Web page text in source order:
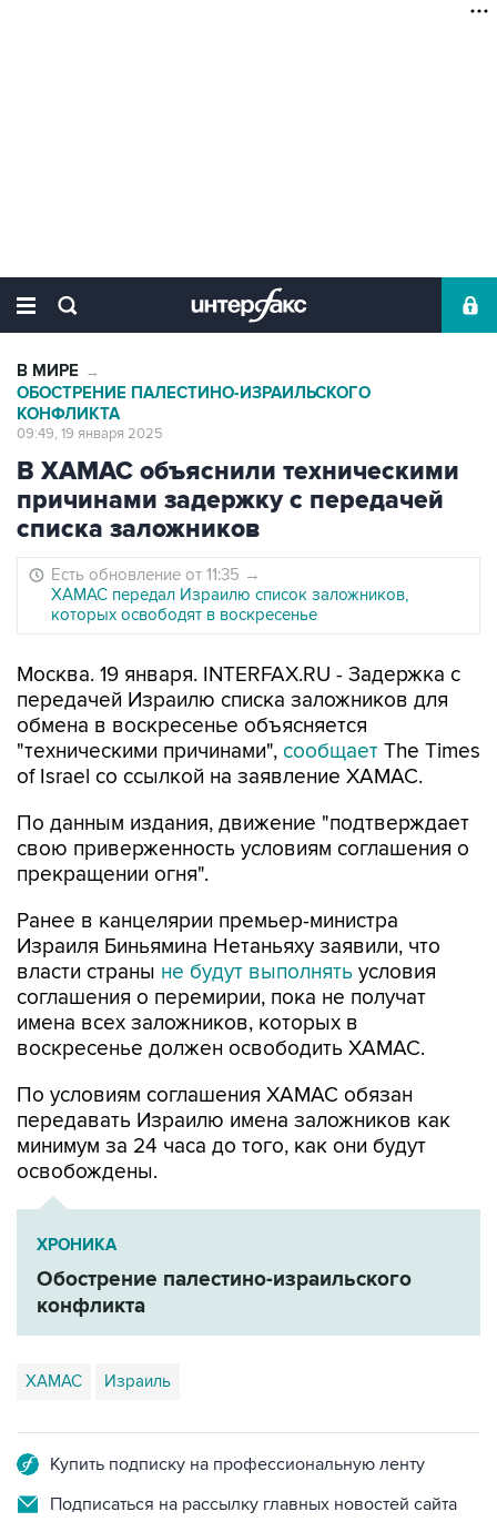
В МИРЕ →
ОБОСТРЕНИЕ ПАЛЕСТИНО-ИЗРАИЛЬСКОГО
КОНФЛИКТА
09:49, 19 января 2025
В ХАМАС объяснили техническими
причинами задержку с передачей
списка заложников
Есть обновление от 11:35 →
ХАМАС передал Израилю список заложников,
которых освободят в воскресенье
Москва. 19 января. INTERFAX.RU - Задержка с
передачей Израилю списка заложников для
обмена в воскресенье объясняется
"техническими причинами", сообщает The Times
of Israel со ссылкой на заявление ХАМАС.
По данным издания, движение "подтверждает
свою приверженность условиям соглашения о
прекращении огня".
Ранее в канцелярии премьер-министра
Израиля Биньямина Нетаньяху заявили, что
власти страны не будут выполнять условия
соглашения о перемирии, пока не получат
имена всех заложников, которых в
воскресенье должен освободить ХАМАС.
По условиям соглашения ХАМАС обязан
передавать Израилю имена заложников как
минимум за 24 часа до того, как они будут
освобождены.
ХРОНИКА
Обострение палестино-израильского
конфликта
ХАМАС Израиль
Купить подписку на профессиональную ленту
Подписаться на рассылку главных новостей сайта